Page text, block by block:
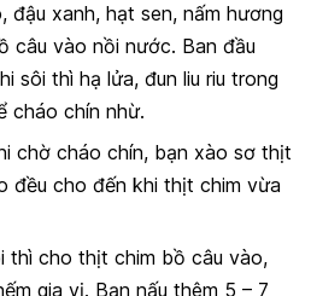
đậu xanh, hạt sen, nấm hương
câu vào nồi nước. Ban đầu
sôi thì hạ lửa, đun liu riu trong
cháo chín nhừ.
chờ cháo chín, bạn xào sơ thịt
đều cho đến khi thịt chim vừa
thì cho thịt chim bồ câu vào,
gia vị. Bạn nấu thêm 5 – 7